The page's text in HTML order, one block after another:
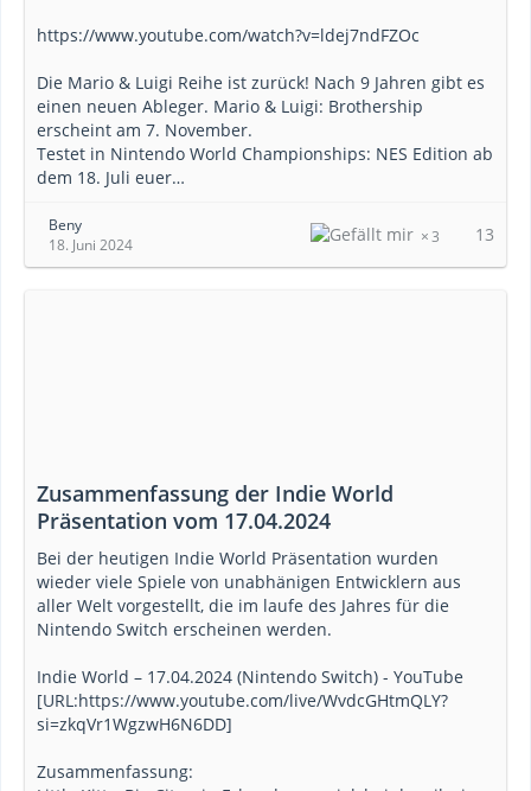
https://www.youtube.com/watch?v=ldej7ndFZOc
Die Mario & Luigi Reihe ist zurück! Nach 9 Jahren gibt es
einen neuen Ableger. Mario & Luigi: Brothership
erscheint am 7. November.
Testet in Nintendo World Championships: NES Edition ab
dem 18. Juli euer…
Beny
18. Juni 2024
3 13
Zusammenfassung der Indie World
Präsentation vom 17.04.2024
Bei der heutigen Indie World Präsentation wurden
wieder viele Spiele von unabhänigen Entwicklern aus
aller Welt vorgestellt, die im laufe des Jahres für die
Nintendo Switch erscheinen werden.
Indie World – 17.04.2024 (Nintendo Switch) - YouTube
[URL:https://www.youtube.com/live/WvdcGHtmQLY?
si=zkqVr1WgzwH6N6DD]
Zusammenfassung: